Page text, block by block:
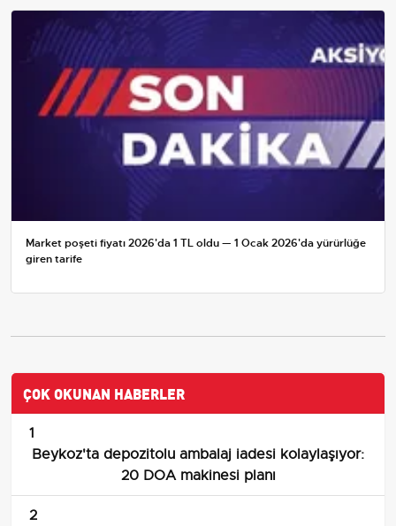
Market poşeti fiyatı 2026'da 1 TL oldu — 1 Ocak 2026'da yürürlüğe
giren tarife
ÇOK OKUNAN HABERLER
1
Beykoz'ta depozitolu ambalaj iadesi kolaylaşıyor:
20 DOA makinesi planı
2